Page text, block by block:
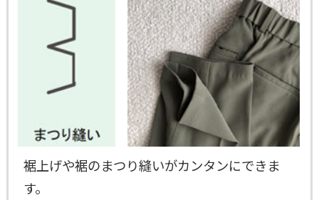
裾上げや裾のまつり縫いがカンタンにできま
す。